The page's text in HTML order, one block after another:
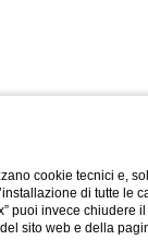
cookie tecnici e,
di tutte le
puoi invece
sito web e della